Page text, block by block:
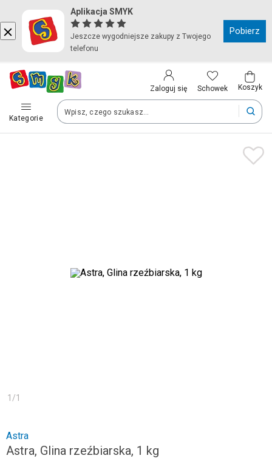
Aplikacja SMYK
Jeszcze wygodniejsze zakupy z Twojego
telefonu
Pobierz
Zaloguj się Schowek Koszyk
Kategorie
Kraj i język
Polska (Poland)
Twoje zamówienia dostarczymy na teren wybranego kraju.
Zapisz
1 /1
Astra
Astra, Glina rzeźbiarska, 1 kg